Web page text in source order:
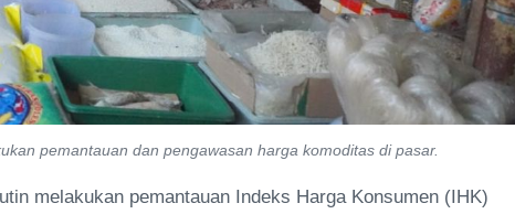
pemantauan dan pengawasan harga komoditas di pasar.
melakukan pemantauan Indeks Harga Konsumen (IHK)